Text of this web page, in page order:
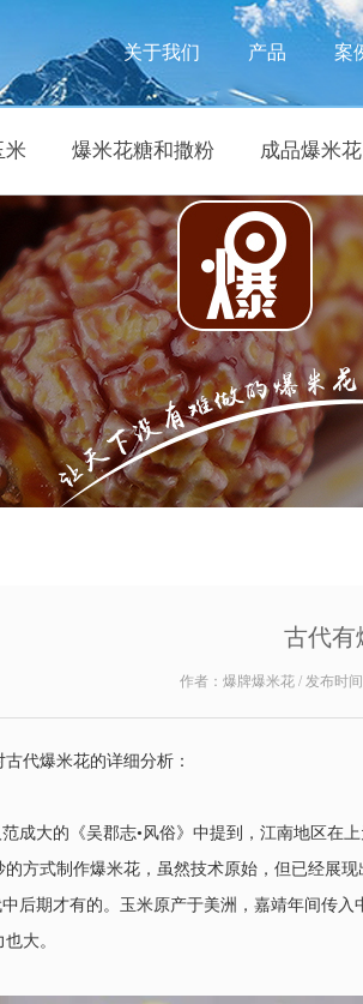
关于我们 产品 案
米 爆米花糖和撒粉 成品爆米花
古代有
作者：爆牌爆米花 / 发布时间
代爆米花的详细分析：
成大的《吴郡志•风俗》中提到，江南地区在
方式制作爆米花，虽然技术原始，但已经展现
后期才有的。玉米原产于美洲，嘉靖年间传
大。